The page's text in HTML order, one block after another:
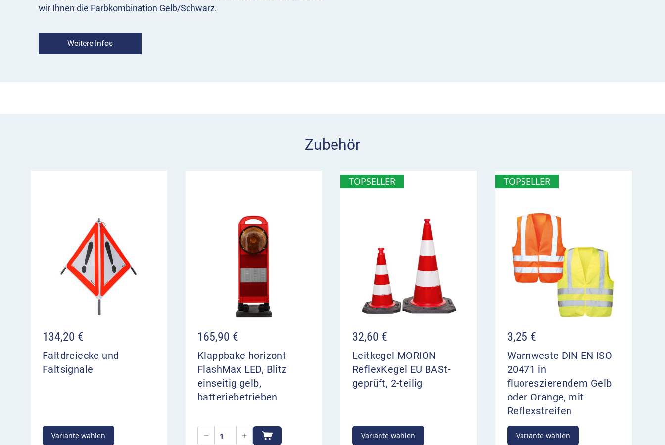
wir Ihnen die Farbkombination Gelb/Schwarz.
verbunden werden. Durch die schmale Konstruktion ist eine
platzsparende Lagerung gewährleistet.
Weitere Infos
Zubehör
134,20 €
Faltdreiecke und
Faltsignale
Variante wählen
165,90 €
Klappbake horizont
FlashMax LED, Blitz
einseitig gelb,
batteriebetrieben
TOPSELLER
32,60 €
Leitkegel MORION
ReflexKegel EU BASt-
geprüft, 2-teilig
Variante wählen
TOPSELLER
3,25 €
Warnweste DIN EN ISO
20471 in
fluoreszierendem Gelb
oder Orange, mit
Reflexstreifen
Variante wählen